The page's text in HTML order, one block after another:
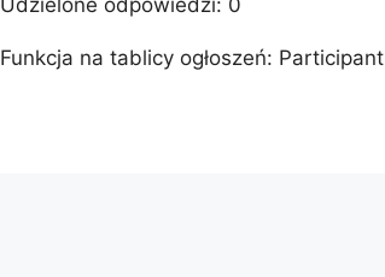
Udzielone odpowiedzi: 0
Funkcja na tablicy ogłoszeń: Participant